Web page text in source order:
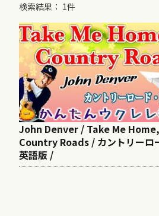
検索結果： 1件
John Denver / Take Me Home,
Country Roads / カントリーロ
英語版 /